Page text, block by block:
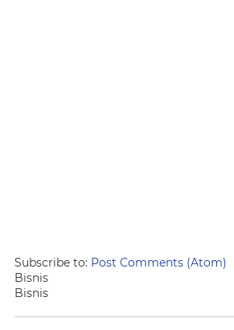
Subscribe to: Post Comments (Atom)
Bisnis
Bisnis